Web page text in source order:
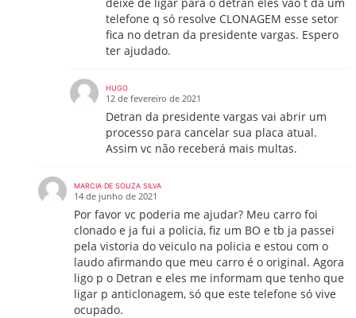
telefone q só resolve CLONAGEM esse setor
fica no detran da presidente vargas. Espero
ter ajudado.
HUGO
12 de fevereiro de 2021
Detran da presidente vargas vai abrir um
processo para cancelar sua placa atual.
Assim vc não receberá mais multas.
MARCIA DE SOUZA SILVA
14 de junho de 2021
Por favor vc poderia me ajudar? Meu carro foi
clonado e ja fui a policia, fiz um BO e tb ja passei
pela vistoria do veiculo na policia e estou com o
laudo afirmando que meu carro é o original. Agora
ligo p o Detran e eles me informam que tenho que
ligar p anticlonagem, só que este telefone só vive
ocupado.